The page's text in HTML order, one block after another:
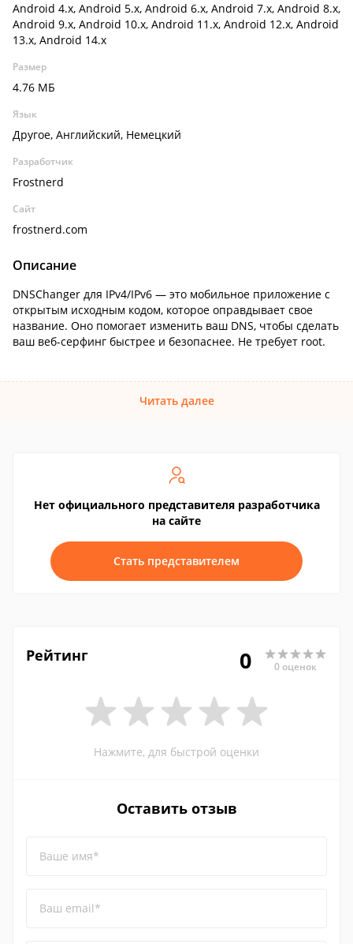
Android 4.x, Android 5.x, Android 6.x, Android 7.x, Android 8.x,
Android 9.x, Android 10.x, Android 11.x, Android 12.x, Android
13.x, Android 14.x
Размер
4.76 МБ
Язык
Другое, Английский, Немецкий
Разработчик
Frostnerd
Сайт
frostnerd.com
Описание
DNSChanger для IPv4/IPv6 — это мобильное приложение с
открытым исходным кодом, которое оправдывает свое
название. Оно помогает изменить ваш DNS, чтобы сделать
ваш веб-серфинг быстрее и безопаснее. Не требует root.
Читать далее
Нет официального представителя разработчика
на сайте
Стать представителем
Рейтинг 0 0 оценок
Нажмите, для быстрой оценки
Оставить отзыв
Ваше имя*
Ваш email*